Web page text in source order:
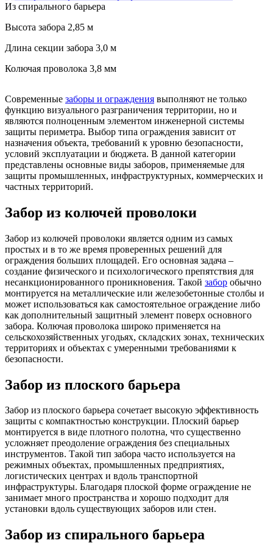
Из спирального барьера
Высота забора 2,85 м
Длина секции забора 3,0 м
Колючая проволока 3,8 мм
Современные заборы и ограждения выполняют не только
функцию визуального разграничения территории, но и
являются полноценным элементом инженерной системы
защиты периметра. Выбор типа ограждения зависит от
назначения объекта, требований к уровню безопасности,
условий эксплуатации и бюджета. В данной категории
представлены основные виды заборов, применяемые для
защиты промышленных, инфраструктурных, коммерческих и
частных территорий.
Забор из колючей проволоки
Забор из колючей проволоки является одним из самых
простых и в то же время проверенных решений для
ограждения больших площадей. Его основная задача –
создание физического и психологического препятствия для
несанкционированного проникновения. Такой забор обычно
монтируется на металлические или железобетонные столбы и
может использоваться как самостоятельное ограждение либо
как дополнительный защитный элемент поверх основного
забора. Колючая проволока широко применяется на
сельскохозяйственных угодьях, складских зонах, технических
территориях и объектах с умеренными требованиями к
безопасности.
Забор из плоского барьера
Забор из плоского барьера сочетает высокую эффективность
защиты с компактностью конструкции. Плоский барьер
монтируется в виде плотного полотна, что существенно
усложняет преодоление ограждения без специальных
инструментов. Такой тип забора часто используется на
режимных объектах, промышленных предприятиях,
логистических центрах и вдоль транспортной
инфраструктуры. Благодаря плоской форме ограждение не
занимает много пространства и хорошо подходит для
установки вдоль существующих заборов или стен.
Забор из спирального барьера